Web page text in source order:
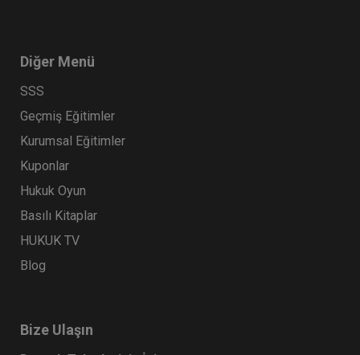
9. Tüketici Hukuku Kongresi - VI. Oturum:
BİLİŞİM SEKTÖRÜNDE TÜKETİCİ HUKUKU VE
UYGULAMALARI Video Kaydı
360 TL
Diğer Menü
SSS
Geçmiş Eğitimler
Kurumsal Eğitimler
Kuponlar
Hukuk Oyun
Basılı Kitaplar
HUKUK TV
Blog
Bize Ulaşın